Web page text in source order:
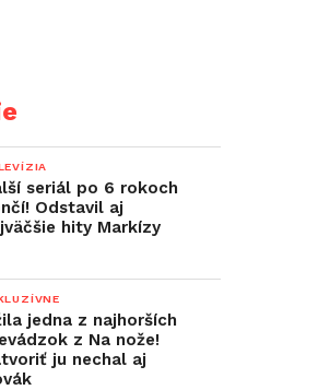
seriál po 6 rokoch
Odstavil aj
hity Markízy
jedna z najhorších
z Na nože!
ju nechal aj